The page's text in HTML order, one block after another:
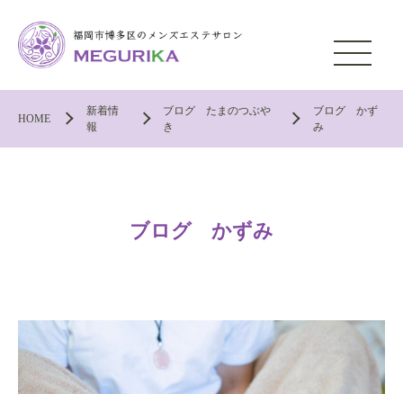
HOME
新着情
報
ブログ たまのつぶや
き
ブログ かず
み
ブログ かずみ